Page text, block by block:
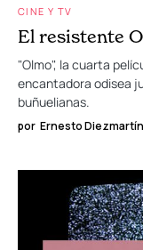
CINE Y TV
El resistente
"Olmo", la cuarta
encantadora odisea
buñuelianas.
por Ernesto